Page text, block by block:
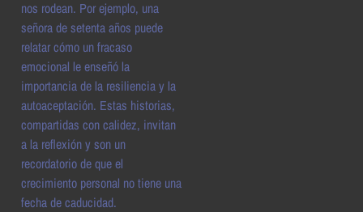
nos rodean. Por ejemplo, una
señora de setenta años puede
relatar cómo un fracaso
emocional le enseñó la
importancia de la resiliencia y la
autoaceptación. Estas historias,
compartidas con calidez, invitan
a la reflexión y son un
recordatorio de que el
crecimiento personal no tiene una
fecha de caducidad.